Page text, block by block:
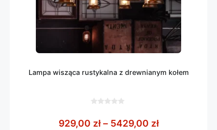
Lampa wisząca rustykalna z drewnianym kołem
5
929,00 zł – 5429,00 złZakres cen: